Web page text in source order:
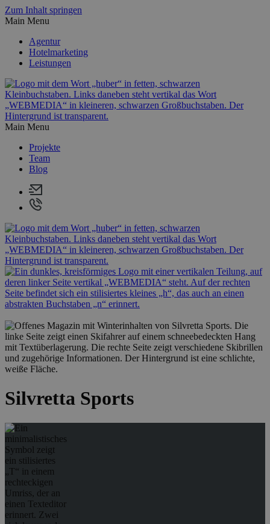
Zum Inhalt springen
Main Menu
Agentur
Hotelmarketing
Leistungen
Main Menu
Projekte
Team
Blog
Silvretta Sports